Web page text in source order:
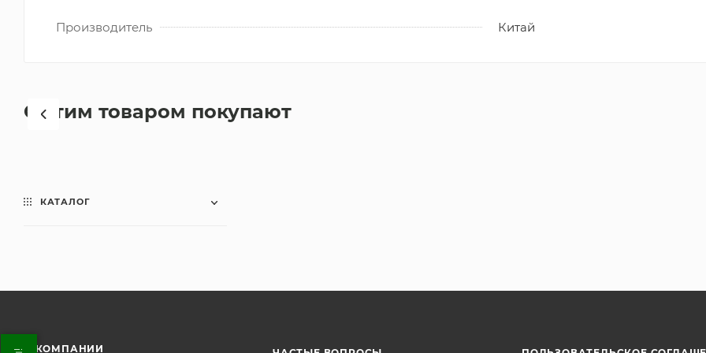
Производитель Китай
С этим товаром покупают
КАТАЛОГ
О КОМПАНИИ